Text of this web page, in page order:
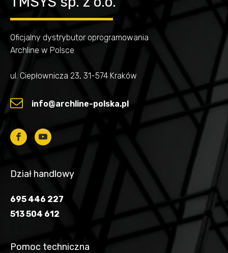
Oficjalny dystrybutor oprogramowania
Archline w Polsce
ul. Ciepłownicza 23, 31-574 Kraków
info@archline-polska.pl
Dział handlowy
695 446 227
513 504 612
Pomoc techniczna